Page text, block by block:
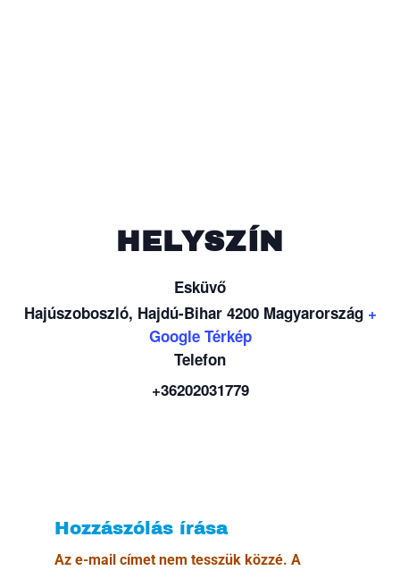
HELYSZÍN
Esküvő
Hajúszoboszló, Hajdú-Bihar 4200 Magyarország +
Google Térkép
Telefon
+36202031779
Hozzászólás írása
Az e-mail címet nem tesszük közzé. A